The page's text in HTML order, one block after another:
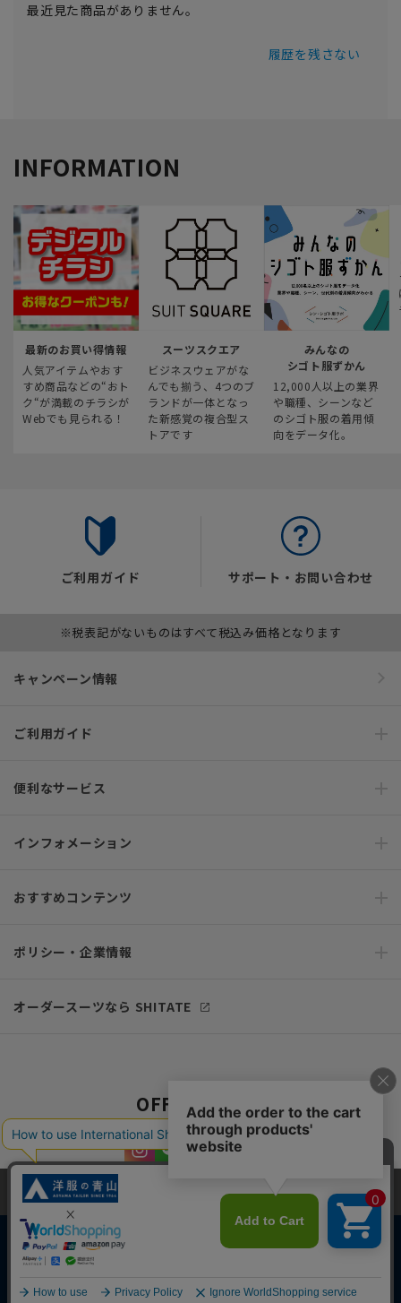
最近見た商品がありません。
履歴を残さない
INFORMATION
最新のお買い得情報
人気アイテムやおす
すめ商品などの“おト
ク“が満載のチラシが
Webでも見られる！
スーツスクエア
ビジネスウェアがな
んでも揃う、4つのブ
ランドが一体となっ
た新感覚の複合型ス
トアです
みんなの
シゴト服ずかん
12,000人以上の業界
や職種、シーンなど
のシゴト服の着用傾
向をデータ化。
ご利用ガイド サポート・お問い合わせ
※税表記がないものはすべて税込み価格となります
キャンペーン情報
ご利用ガイド
便利なサービス
インフォメーション
おすすめコンテンツ
ポリシー・企業情報
オーダースーツなら SHITATE
OFFICIAL SNS
Copyright © AOYAMA TRADING Co.,Ltd. All Rights Reserved
当サイトでは、快適な閲覧体験とコンテンツ改善のためにCookieを使用
しています。閲覧を続けることで、Cookieの使用に同意したものとみな
します。詳細については
同意して閉じる